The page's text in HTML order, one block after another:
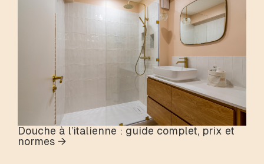
Douche à l’italienne : guide complet, prix et
normes →